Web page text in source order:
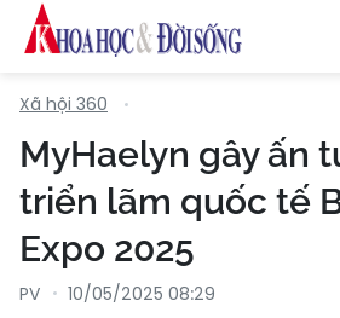
Xã hội 360
MyHaelyn gây ấn
triển lãm quốc tế
Expo 2025
PV 10/05/2025 08:29